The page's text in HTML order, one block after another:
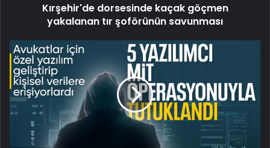
Kırşehir'de dorsesinde kaçak göçmen
yakalanan tır şoförünün savunması
MİT'ten
siber
casusluk
operasyonu